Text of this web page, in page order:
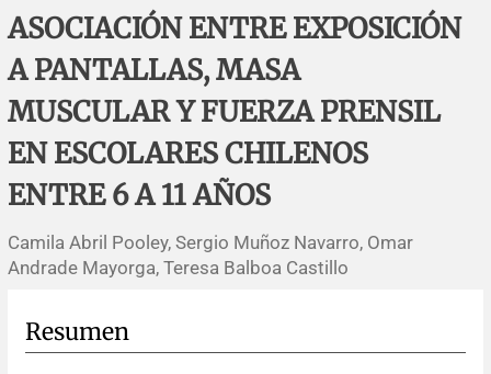
Errata y notas de reserva
Agradecimientos
Impressum
Revisiones sistemáticas
Protocolos
Evaluaciones económicas
Revisiones clínicas
Artículos de revisión
Notas metodológicas
Comunicaciones breves
Problemas de salud pública
Notas históricas y reseñas
Ensayos
Reporte de caso
Notas técnicas
Práctica clínica
Descripción
Política de cobros
Políticas editoriales
Patrocinadores y financiamiento
ASOCIACIÓN ENTRE EXPOSICIÓN
A PANTALLAS, MASA
MUSCULAR Y FUERZA PRENSIL
EN ESCOLARES CHILENOS
ENTRE 6 A 11 AÑOS
Camila Abril Pooley, Sergio Muñoz Navarro, Omar
Andrade Mayorga, Teresa Balboa Castillo
Resumen